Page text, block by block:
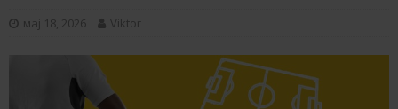
мај 18, 2026 Viktor